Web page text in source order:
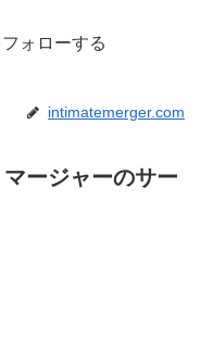
ォローする
intimatemerger.com
ージャーのサー